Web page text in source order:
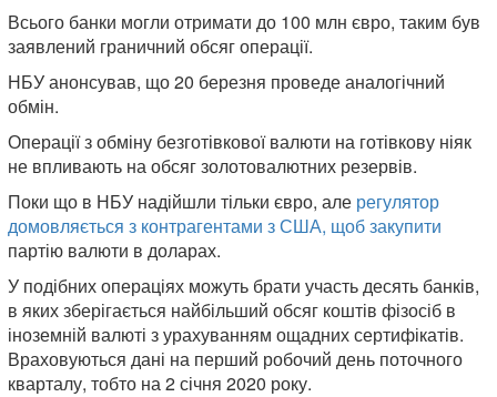
Всього банки могли отримати до 100 млн євро, таким був
заявлений граничний обсяг операції.
НБУ анонсував, що 20 березня проведе аналогічний
обмін.
Операції з обміну безготівкової валюти на готівкову ніяк
не впливають на обсяг золотовалютних резервів.
Поки що в НБУ надійшли тільки євро, але регулятор
домовляється з контрагентами з США, щоб закупити
партію валюти в доларах.
У подібних операціях можуть брати участь десять банків,
в яких зберігається найбільший обсяг коштів фізосіб в
іноземній валюті з урахуванням ощадних сертифікатів.
Враховуються дані на перший робочий день поточного
кварталу, тобто на 2 січня 2020 року.